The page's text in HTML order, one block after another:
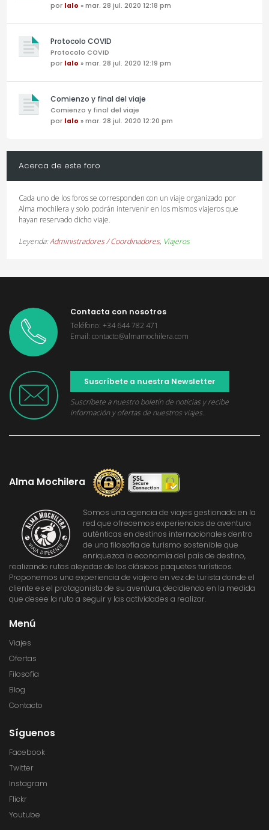
por lalo » mar. 28 jul. 2020 12:18 pm
Protocolo COVID
Protocolo COVID
por lalo » mar. 28 jul. 2020 12:19 pm
Comienzo y final del viaje
Comienzo y final del viaje
por lalo » mar. 28 jul. 2020 12:20 pm
Acerca de este foro
Cada uno de los foros se corresponden con un viaje organizado por
Alma mochilera y solo podrán intervenir en los mismos viajeros que
hayan reservado dicho viaje.
Leyenda:Administradores / Coordinadores, Viajeros
Contacta con nosotros
Teléfono: +34 644 782 471
Email: contacto@almamochilera.com
Suscríbete a nuestra Newsletter
Suscríbete a nuestro boletín de noticias y recibe
información y ofertas de nuestros viajes.
Alma Mochilera
Somos una agencia de viajes gestionada en la
red que ofrecemos experiencias de aventura
auténticas en destinos internacionales dentro
de una filosofía de turismo sostenible que
enriquezca la economía del país de destino,
realizando rutas alejadas de los clásicos paquetes turísticos.
Proponemos una experiencia de viajero en vez de turista donde el
cliente es el protagonista de su aventura, decidiendo en la medida
que desee la ruta a seguir y las actividades a realizar.
Menú
Viajes
Ofertas
Filosofía
Blog
Contacto
Síguenos
Facebook
Twitter
Instagram
Flickr
Youtube